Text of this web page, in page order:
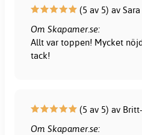
(5 av 5) av
Om Skapamer.se:
Allt var toppen! Mycket
tack!
(5 av 5) av
Om Skapamer.se: